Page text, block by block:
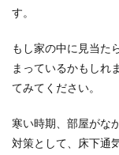
す。
もし家の中に見当た
まっているかもしれ
てみてください。
寒い時期、部屋がな
対策として、床下通